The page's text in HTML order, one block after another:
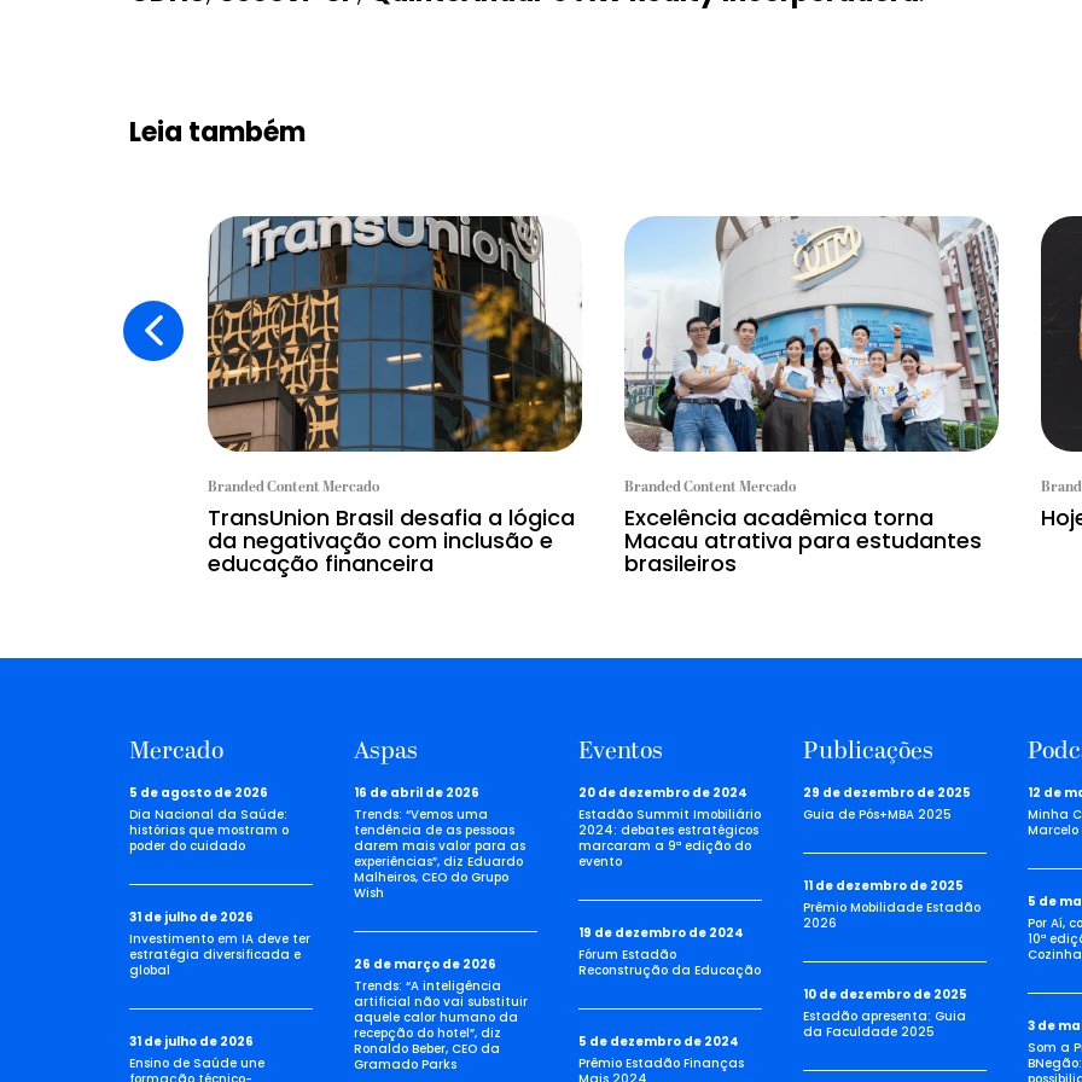
Leia também
Branded Content Mercado
TransUnion Brasil desafia a lógica
da negativação com inclusão e
educação financeira
Branded Content Mercado
Excelência acadêmica torna
Macau atrativa para estudantes
brasileiros
Mercado
5 de agosto de 2026
Dia Nacional da Saúde:
histórias que mostram o
poder do cuidado
31 de julho de 2026
Investimento em IA deve ter
estratégia diversificada e
global
31 de julho de 2026
Ensino de Saúde une
Aspas
16 de abril de 2026
Trends: “Vemos uma
tendência de as pessoas
darem mais valor para as
experiências”, diz Eduardo
Malheiros, CEO do Grupo
Wish
26 de março de 2026
Trends: “A inteligência
artificial não vai substituir
aquele calor humano da
recepção do hotel”, diz
Ronaldo Beber, CEO da
Gramado Parks
Eventos
20 de dezembro de 2024
Estadão Summit Imobiliário
2024: debates estratégicos
marcaram a 9ª edição do
evento
19 de dezembro de 2024
Fórum Estadão
Reconstrução da Educação
5 de dezembro de 2024
Prêmio Estadão Finanças
Publicações
29 de dezembro de 2025
Guia de Pós+MBA 2025
11 de dezembro de 2025
Prêmio Mobilidade Estadão
2026
10 de dezembro de 2025
Estadão apresenta: Guia
da Faculdade 2025
12 de
Minha
Marcelo
5 de
Por Aí,
10ª
3 de
Som a